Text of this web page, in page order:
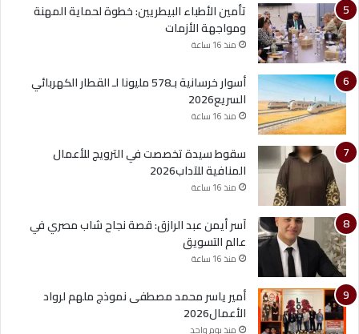
تأمين الأطباء البيطريين: خطوة لحماية المهنة
ومواجهة الأزمات
منذ 16 ساعة
أسوار خرسانية بـ578 مليونا لـ القطار الكهربائي
السريع2026
منذ 16 ساعة
سقوط سيدة تخصصت في الترويج للأعمال
المنافية للآداب2026
منذ 16 ساعة
آسر أيمن عبد الرازق: قصة نجاح شاب مصري في
عالم التسويق
منذ 16 ساعة
أمير ياسر محمد مصطفى نموذج ملهم لرواد
الأعمال2026
منذ يوم واحد